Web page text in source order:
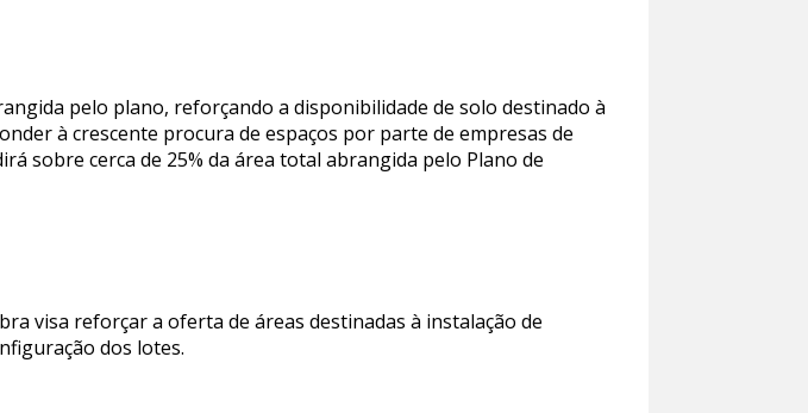
pelo plano, reforçando a disponibilidade de solo destinado à
à crescente procura de espaços por parte de empresas de
sobre cerca de 25% da área total abrangida pelo Plano de
visa reforçar a oferta de áreas destinadas à instalação de
dos lotes.